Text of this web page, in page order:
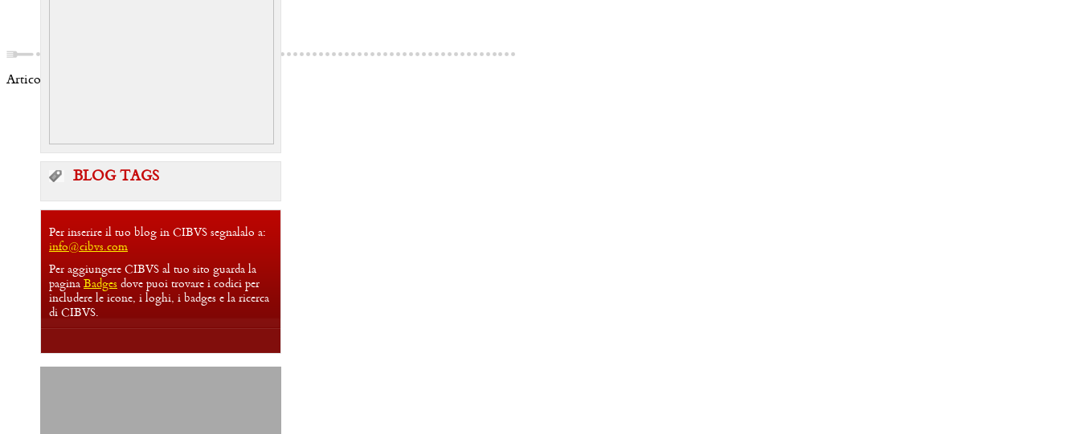
Articoli correlati:
BLOG TAGS
Per inserire il tuo blog in CIBVS segnalalo a:
info@cibvs.com
Per aggiungere CIBVS al tuo sito guarda la
pagina Badges dove puoi trovare i codici per
includere le icone, i loghi, i badges e la ricerca
di CIBVS.